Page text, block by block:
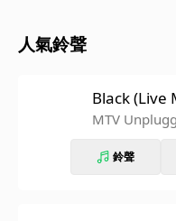
人氣鈴聲
Black (Live
MTV
鈴聲